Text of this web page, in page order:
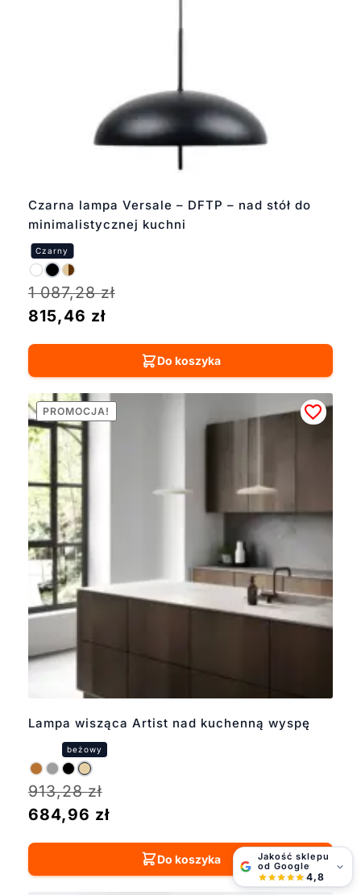
Czarna lampa Versale – DFTP – nad stół do
minimalistycznej kuchni
1 087,28zł
815,46 zł
Do koszyka
Lampa wisząca Artist nad kuchenną wyspę
PROMOCJA!
913,28zł
684,96 zł
Do koszyka
Jakość sklepu
od Google
4,8